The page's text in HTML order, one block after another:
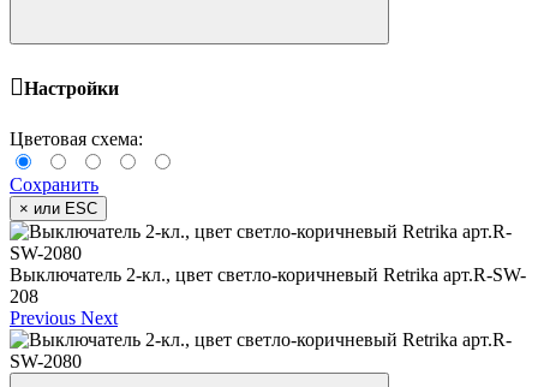
Настройки
Цветовая схема:
Сохранить
× или ESC
Выключатель 2-кл., цвет светло-коричневый Retrika арт.R-SW-
208
Previous Next